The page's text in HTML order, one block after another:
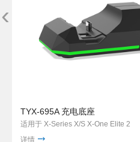
TYX-695A 充电底座
适用于 X-Series X/S X-One Elite 2
详情
‹